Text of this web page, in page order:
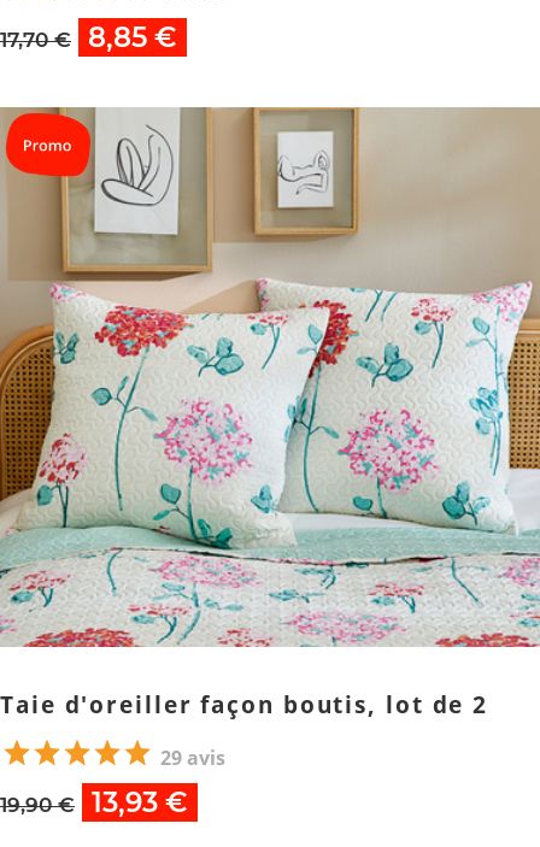
17,70 € 8,85 €
Taie d'oreiller façon boutis, lot de 2
29 avis
19,90 € 13,93 €